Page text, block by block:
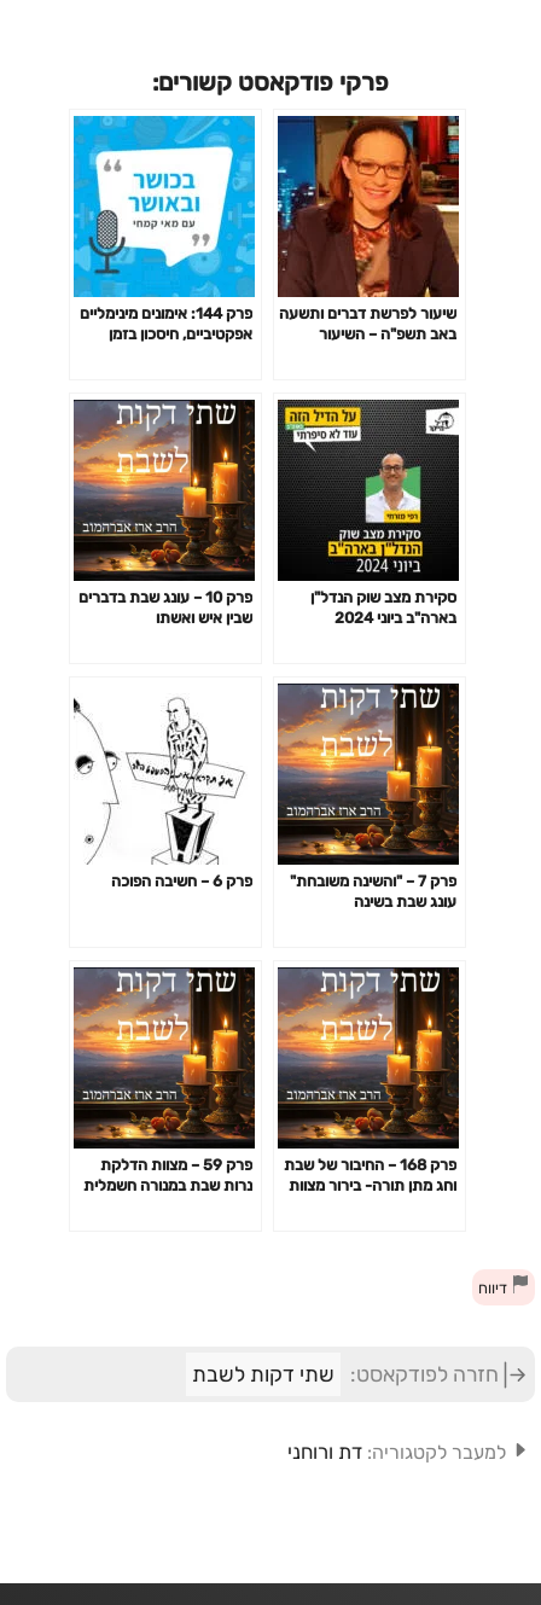
פרקי פודקאסט קשורים:
שיעור לפרשת דברים ותשעה
באב תשפ"ה – השיעור
פרק 144: אימונים מינימליים
אפקטיביים, חיסכון בזמן
סקירת מצב שוק הנדל"ן
בארה"ב ביוני 2024
פרק 10 – עונג שבת בדברים
שבין איש ואשתו
פרק 7 – "והשינה משובחת"
עונג שבת בשינה
פרק 6 – חשיבה הפוכה
פרק 168 – החיבור של שבת
וחג מתן תורה- בירור מצוות
פרק 59 – מצוות הדלקת
נרות שבת במנורה חשמלית
דיווח
חזרה לפודקאסט: שתי דקות לשבת
למעבר לקטגוריה: דת ורוחני